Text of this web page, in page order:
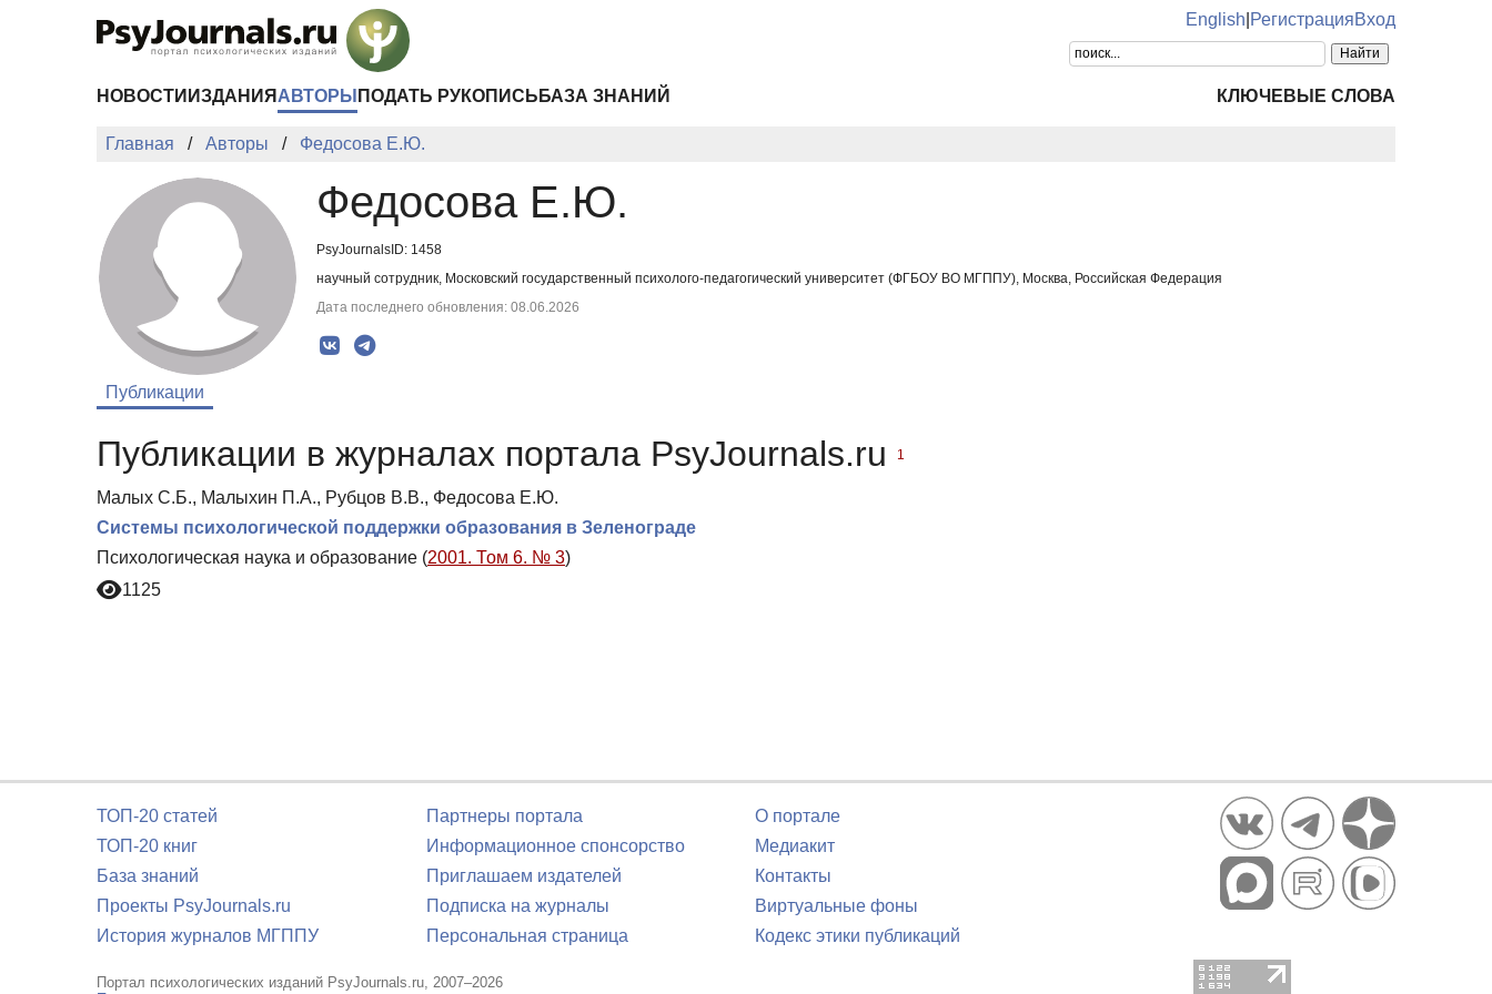
English РегистрацияВход
НОВОСТИ ИЗДАНИЯ АВТОРЫ ПОДАТЬ РУКОПИСЬ БАЗА ЗНАНИЙ КЛЮЧЕВЫЕ СЛОВА
Главная Авторы Федосова Е.Ю.
Федосова Е.Ю.
PsyJournalsID: 1458
научный сотрудник, Московский государственный психолого-педагогический университет (ФГБОУ ВО МГППУ), Москва, Российская Федерация
Дата последнего обновления: 08.06.2026
Публикации
Публикации в журналах портала PsyJournals.ru 1
Малых С.Б., Малыхин П.А., Рубцов В.В., Федосова Е.Ю.
Системы психологической поддержки образования в Зеленограде
Психологическая наука и образование (2001. Том 6. № 3)
1125
ТОП-20 статей
ТОП-20 книг
База знаний
Проекты PsyJournals.ru
История журналов МГППУ
Партнеры портала
Информационное спонсорство
Приглашаем издателей
Подписка на журналы
Персональная страница
О портале
Медиакит
Контакты
Виртуальные фоны
Кодекс этики публикаций
Портал психологических изданий PsyJournals.ru, 2007–2026